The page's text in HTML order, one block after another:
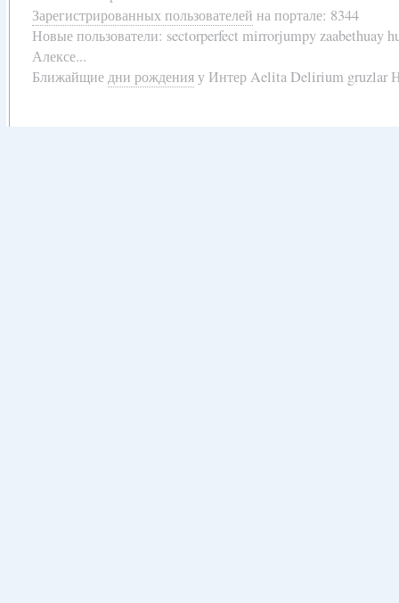
Зарегистрированных пользователей на портале: 8344
Новые пользователи: sectorperfect mirrorjumpy zaabethuay
Алексе...
Ближайщиедни рожденияу Интер Aelita Delirium gruzlar